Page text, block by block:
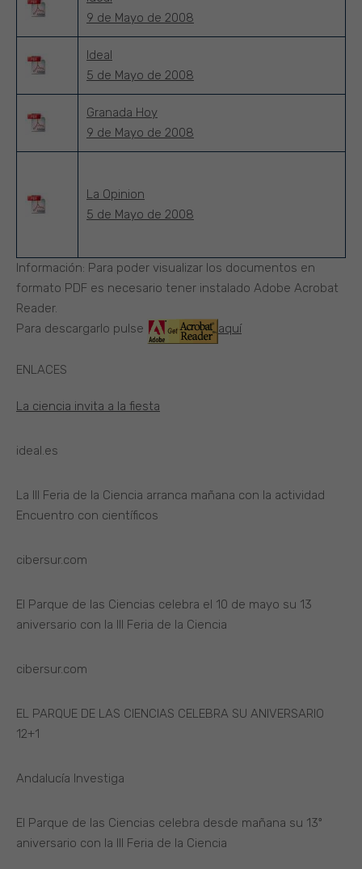
9 de Mayo de 2008
Ideal
5 de Mayo de 2008
Granada Hoy
9 de Mayo de 2008
La Opinion
5 de Mayo de 2008
Información: Para poder visualizar los documentos en
formato PDF es necesario tener instalado Adobe Acrobat
Reader.
Para descargarlo pulse
aquí
ENLACES
La ciencia invita a la fiesta
ideal.es
La III Feria de la Ciencia arranca mañana con la actividad
Encuentro con científicos
cibersur.com
El Parque de las Ciencias celebra el 10 de mayo su 13
aniversario con la III Feria de la Ciencia
cibersur.com
EL PARQUE DE LAS CIENCIAS CELEBRA SU ANIVERSARIO
12+1
Andalucía Investiga
El Parque de las Ciencias celebra desde mañana su 13º
aniversario con la III Feria de la Ciencia